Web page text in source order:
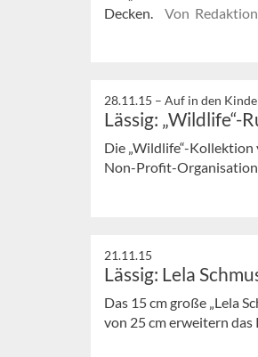
Decken.
Von Redaktion
28.11.15 – Auf in den
Lässig: „Wildlife“-
Die „Wildlife“-Kollektion
Non-Profit-
21.11.15
Lässig: Lela
Das 15 cm große „Lela
von 25 cm erweitern das